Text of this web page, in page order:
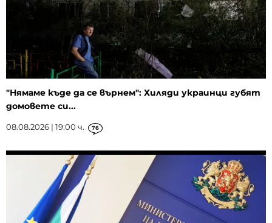
"Нямаме къде да се върнем": Хиляди украинци губят
домовете си...
08.08.2026 | 19:00 ч. 76